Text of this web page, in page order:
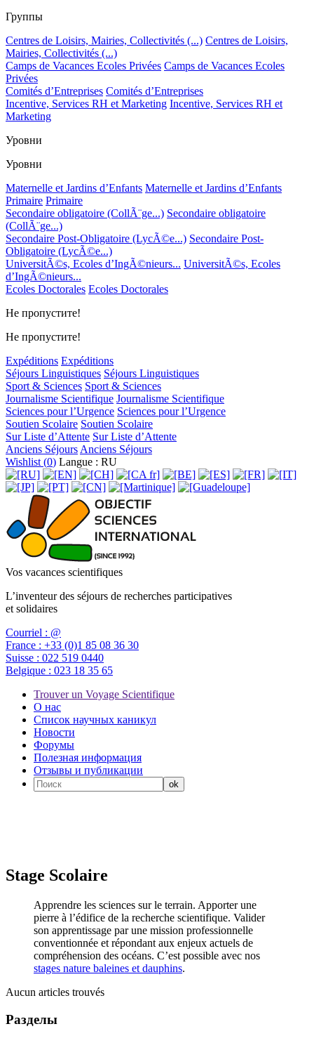
Группы
Centres de Loisirs, Mairies, Collectivités (...) Centres de Loisirs,
Mairies, Collectivités (...)
Camps de Vacances Ecoles Privées Camps de Vacances Ecoles
Privées
Comités d’Entreprises Comités d’Entreprises
Incentive, Services RH et Marketing Incentive, Services RH et
Marketing
Уровни
Уровни
Maternelle et Jardins d’Enfants Maternelle et Jardins d’Enfants
Primaire Primaire
Secondaire obligatoire (CollÃ¨ge...) Secondaire obligatoire
(CollÃ¨ge...)
Secondaire Post-Obligatoire (LycÃ©e...) Secondaire Post-
Obligatoire (LycÃ©e...)
UniversitÃ©s, Ecoles d’IngÃ©nieurs... UniversitÃ©s, Ecoles
d’IngÃ©nieurs...
Ecoles Doctorales Ecoles Doctorales
Не пропустите!
Не пропустите!
Expéditions Expéditions
Séjours Linguistiques Séjours Linguistiques
Sport & Sciences Sport & Sciences
Journalisme Scientifique Journalisme Scientifique
Sciences pour l’Urgence Sciences pour l’Urgence
Soutien Scolaire Soutien Scolaire
Sur Liste d’Attente Sur Liste d’Attente
Anciens SéjoursAnciens Séjours
Wishlist (0) Langue : RU
Vos vacances scientifiques
L’inventeur des séjours de recherches participatives
et solidaires
Courriel : @
France : +33 (0)1 85 08 36 30
Suisse : 022 519 0440
Belgique : 023 18 35 65
Trouver un Voyage Scientifique
О нас
Список научных каникул
Новости
Форумы
Полезная информация
Отзывы и публикации
Stage Scolaire
Apprendre les sciences sur le terrain. Apporter une
pierre à l’édifice de la recherche scientifique. Valider
son apprentissage par une mission professionnelle
conventionnée et répondant aux enjeux actuels de
compréhension des océans. C’est possible avec nos
stages nature baleines et dauphins.
Aucun articles trouvés
Разделы